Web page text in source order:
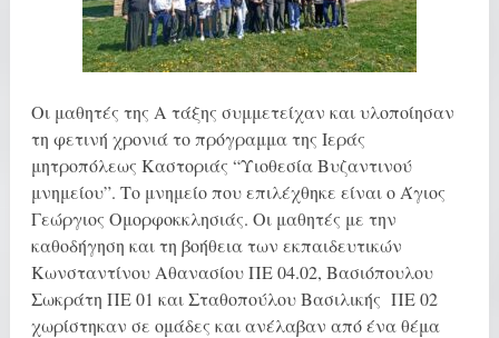
Οι μαθητές της Α τάξης συμμετείχαν και υλοποίησαν
τη φετινή χρονιά το πρόγραμμα της Ιεράς
μητροπόλεως Καστοριάς “Υιοθεσία Βυζαντινού
μνημείου”. Το μνημείο που επιλέχθηκε είναι ο Άγιος
Γεώργιος Ομορφοκκλησιάς. Οι μαθητές με την
καθοδήγηση και τη βοήθεια των εκπαιδευτικών
Κωνσταντίνου Αθανασίου ΠΕ 04.02, Βασιόπουλου
Σωκράτη ΠΕ 01 και Σταθοπούλου Βασιλικής ΠΕ 02
χωρίστηκαν σε ομάδες και ανέλαβαν από ένα θέμα